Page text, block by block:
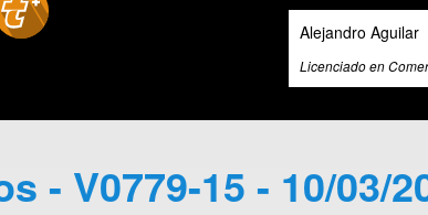
Licenciado en Comercio Internacional
- V0779-15 - 10/03/